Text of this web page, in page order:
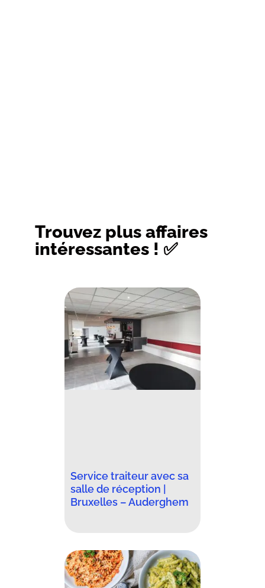
Trouvez plus affaires
intéressantes ! ✅
Service traiteur avec sa
salle de réception |
Bruxelles – Auderghem